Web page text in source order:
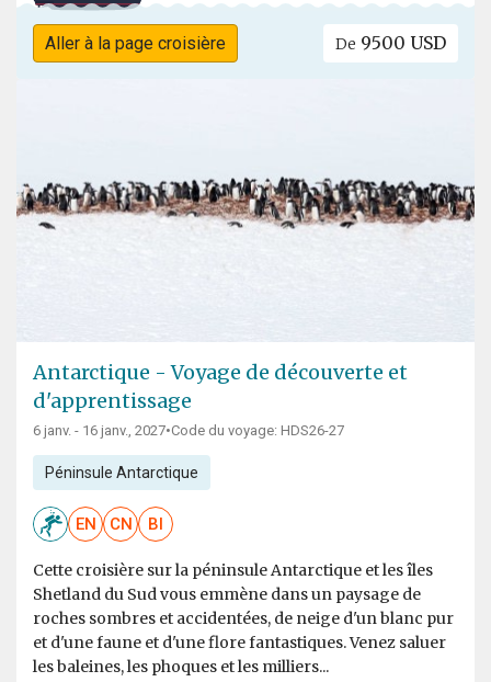
Aller à la page croisière De 9500 USD
Antarctique - Voyage de découverte et
d'apprentissage
6 janv. - 16 janv., 2027•Code du voyage: HDS26-27
Péninsule Antarctique
EN CN BI
Cette croisière sur la péninsule Antarctique et les îles
Shetland du Sud vous emmène dans un paysage de
roches sombres et accidentées, de neige d'un blanc pur
et d'une faune et d'une flore fantastiques. Venez saluer
les baleines, les phoques et les milliers...